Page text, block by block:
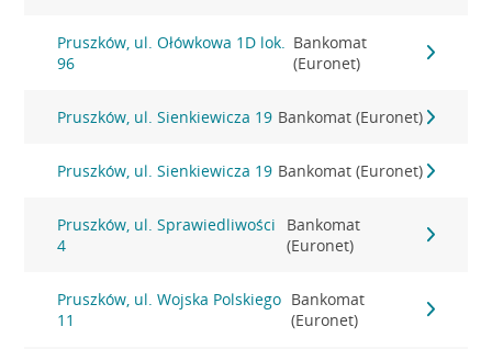
Pruszków, ul. Ołówkowa 1D lok.
96
Bankomat
(Euronet)
Pruszków, ul. Sienkiewicza 19 Bankomat (Euronet)
Pruszków, ul. Sienkiewicza 19 Bankomat (Euronet)
Pruszków, ul. Sprawiedliwości
4
Bankomat
(Euronet)
Pruszków, ul. Wojska Polskiego
11
Bankomat
(Euronet)